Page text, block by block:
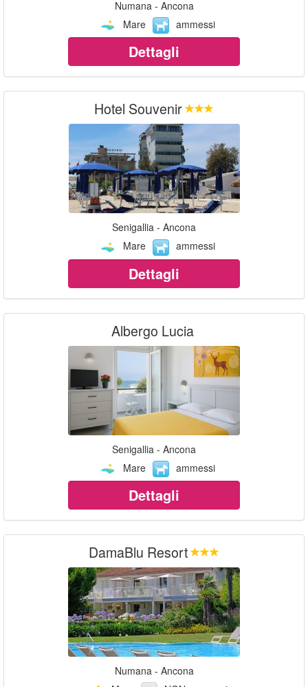
Numana - Ancona
Mare
ammessi
Dettagli
Hotel Souvenir
Senigallia - Ancona
Mare
ammessi
Dettagli
Albergo Lucia
Senigallia - Ancona
Mare
ammessi
Dettagli
DamaBlu Resort
Numana - Ancona